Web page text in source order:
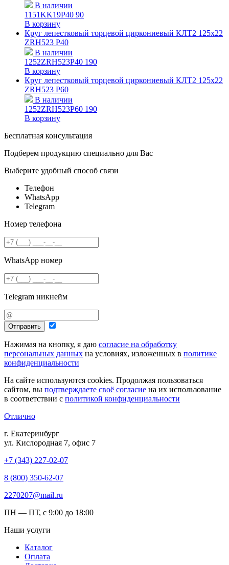
В наличии
1151KK19P40 90
В корзину
Круг лепестковый торцевой циркониевый КЛТ2 125х22
ZRH523 P40
В наличии
1252ZRH523P40 190
В корзину
Круг лепестковый торцевой циркониевый КЛТ2 125х22
ZRH523 P60
В наличии
1252ZRH523P60 190
В корзину
Бесплатная консультация
Подберем продукцию специально для Вас
Выберите удобный способ связи
Телефон
WhatsApp
Telegram
Номер телефона
WhatsApp номер
Telegram никнейм
Отправить
Нажимая на кнопку, я даю согласие на обработку
персональных данных на условиях, изложенных в политике
конфиденциальности
На сайте используются cookies. Продолжая пользоваться
сайтом, вы подтверждаете своё согласие на их использование
в соответствии с политикой конфиденциальности
Отлично
г. Екатеринбург
ул. Кислородная 7, офис 7
+7 (343) 227-02-07
8 (800) 350-62-07
2270207@mail.ru
ПН — ПТ, с 9:00 до 18:00
Наши услуги
Каталог
Оплата